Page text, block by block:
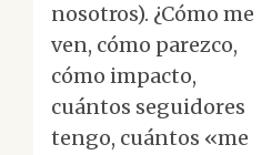
nosotros). ¿Cómo me
ven, cómo parezco,
cómo impacto,
cuántos seguidores
tengo, cuántos «me